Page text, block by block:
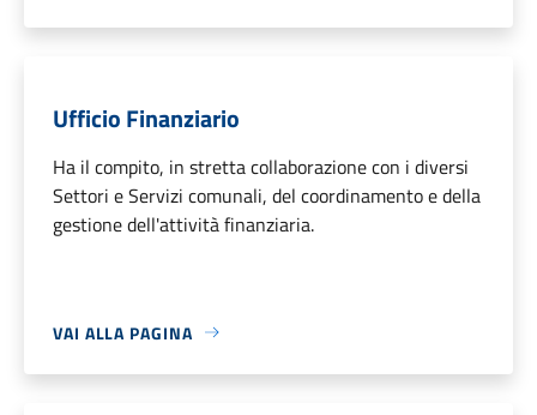
Ufficio Finanziario
Ha il compito, in stretta collaborazione con i diversi
Settori e Servizi comunali, del coordinamento e della
gestione dell'attività finanziaria.
VAI ALLA PAGINA